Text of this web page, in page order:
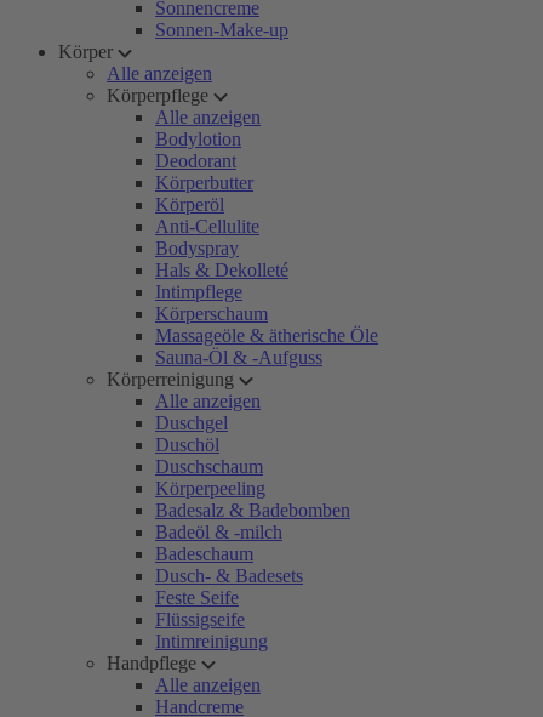
Sonnencreme
Sonnen-Make-up
Körper
Alle anzeigen
Körperpflege
Alle anzeigen
Bodylotion
Deodorant
Körperbutter
Körperöl
Anti-Cellulite
Bodyspray
Hals & Dekolleté
Intimpflege
Körperschaum
Massageöle & ätherische Öle
Sauna-Öl & -Aufguss
Körperreinigung
Alle anzeigen
Duschgel
Duschöl
Duschschaum
Körperpeeling
Badesalz & Badebomben
Badeöl & -milch
Badeschaum
Dusch- & Badesets
Feste Seife
Flüssigseife
Intimreinigung
Handpflege
Alle anzeigen
Handcreme